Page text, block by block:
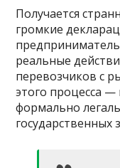
Получается
громкие
реальные
перевозчиков с
этого процесса —
формально
государственных